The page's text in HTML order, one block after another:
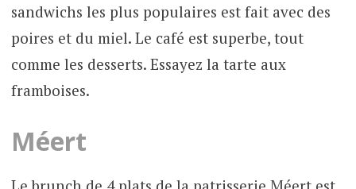
sandwichs les plus populaires est fait avec des
poires et du miel. Le café est superbe, tout
comme les desserts. Essayez la tarte aux
framboises.
Méert